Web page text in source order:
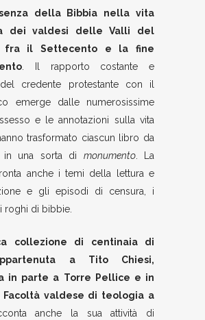
della Bibbia nella vita
dei valdesi delle Valli del
fra il Settecento e la fine
. Il rapporto costante e
credente protestante con il
emerge dalle numerosissime
e le annotazioni sulla vita
trasformato ciascun libro da
in una sorta di monumento. La
anche i temi della lettura e
e gli episodi di censura, i
roghi di bibbie.
collezione di centinaia di
a Tito Chiesi,
in parte a Torre Pellice e in
valdese di teologia a
anche la sua attività di